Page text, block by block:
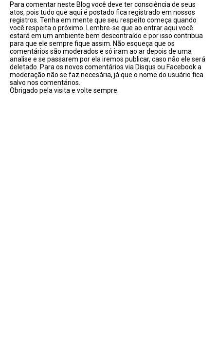
Para comentar neste Blog você deve ter consciência de seus
atos, pois tudo que aqui é postado fica registrado em nossos
registros. Tenha em mente que seu respeito começa quando
você respeita o próximo. Lembre-se que ao entrar aqui você
estará em um ambiente bem descontraído e por isso contribua
para que ele sempre fique assim. Não esqueça que os
comentários são moderados e só iram ao ar depois de uma
analise e se passarem por ela iremos publicar, caso não ele será
deletado. Para os novos comentários via Disqus ou Facebook a
moderação não se faz necesária, já que o nome do usuário fica
salvo nos comentários.
Obrigado pela visita e volte sempre.